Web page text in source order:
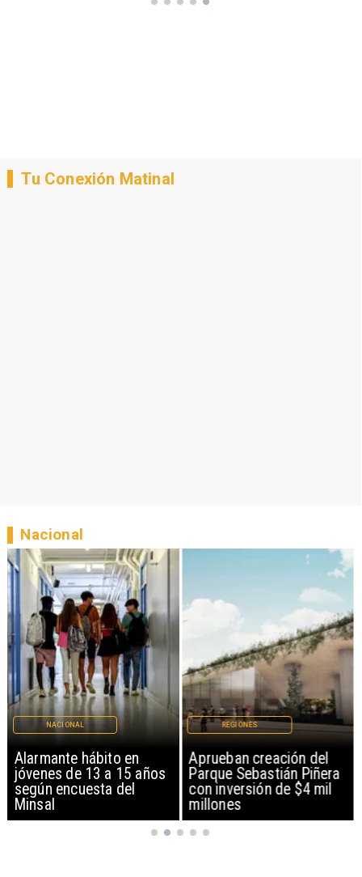
Tu Conexión Matinal
Alarmante hábito en
jóvenes de 13 a 15 años
según encuesta del
Minsal
NACIONAL
Aprueban creación del
Parque Sebastián Piñera
con inversión de $4 mil
millones
REGIONES
Nacional